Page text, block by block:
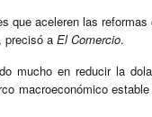
que aceleren las
precisó a El Comercio.
mucho en reducir la
macroeconómico